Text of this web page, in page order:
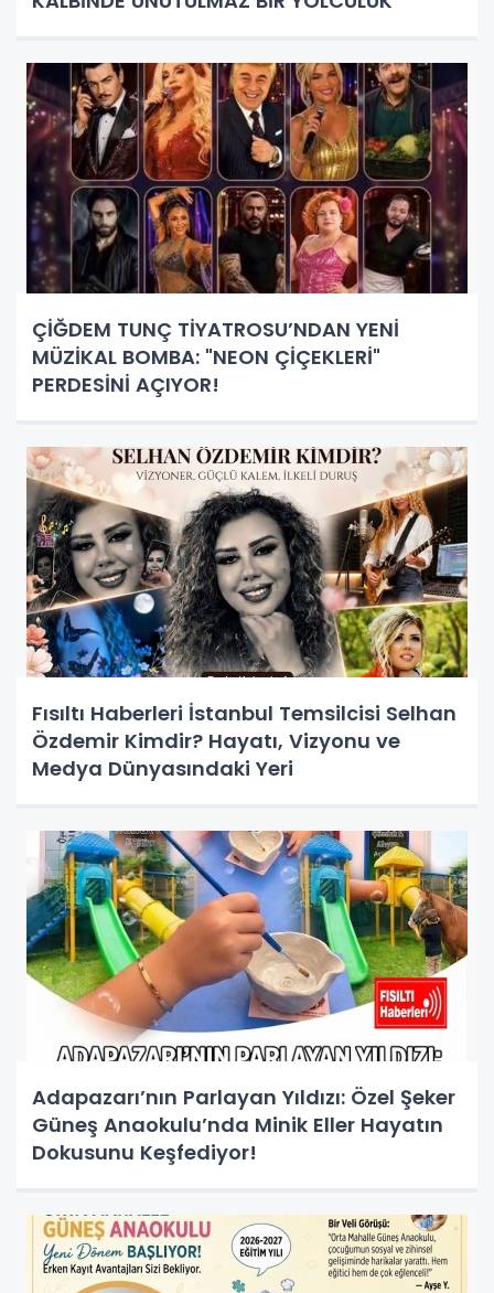
ÇİĞDEM TUNÇ TİYATROSU’NDAN YENİ
MÜZİKAL BOMBA: "NEON ÇİÇEKLERİ"
PERDESİNİ AÇIYOR!
Fısıltı Haberleri İstanbul Temsilcisi Selhan
Özdemir Kimdir? Hayatı, Vizyonu ve
Medya Dünyasındaki Yeri
Adapazarı’nın Parlayan Yıldızı: Özel Şeker
Güneş Anaokulu’nda Minik Eller Hayatın
Dokusunu Keşfediyor!